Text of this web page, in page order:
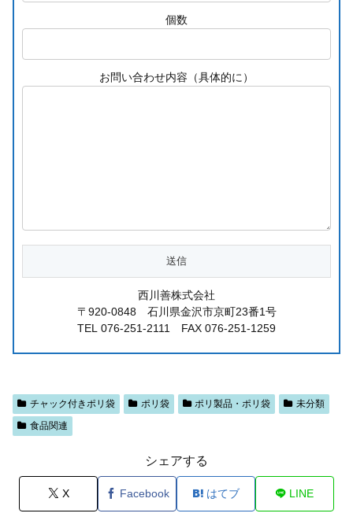
個数
お問い合わせ内容（具体的に）
西川善株式会社
〒920-0848 石川県金沢市京町23番1号
TEL 076-251-2111 FAX 076-251-1259
チャック付きポリ袋 ポリ袋 ポリ製品・ポリ袋
未分類
食品関連
シェアする
X Facebook はてブ LINE